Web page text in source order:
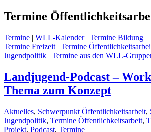
Termine
Termine | WLL-Kalender| Termine Bildung |
Termine Freizeit | Termine
Jugendpolitik | Termine aus den WLL-
Landjugend-Podcast –
Thema zum Konzept
Aktuelles, Schwerpunkt Öffentlichkeitsarbeit,
Jugendpolitik, Termine Öffentlichkeitsarbeit,
Projekt, Podcast, Termine